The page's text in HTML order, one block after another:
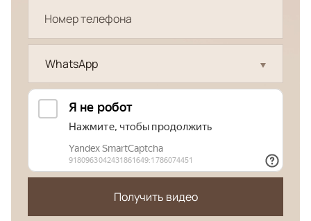
WhatsApp
Получить видео